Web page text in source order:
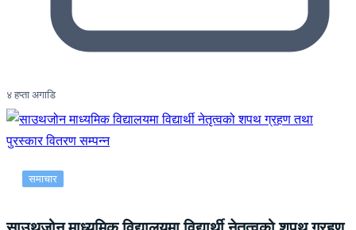
४ हप्ता अगाडि
समाचार